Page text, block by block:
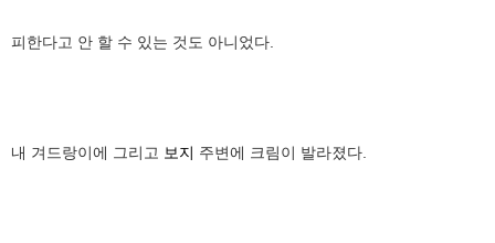
피한다고 안 할 수 있는 것도 아니었다.
내 겨드랑이에 그리고 보지 주변에 크림이 발라졌다.